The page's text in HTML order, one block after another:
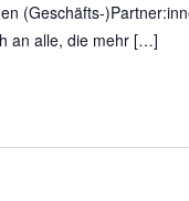
(Geschäfts-
an alle, die mehr […]